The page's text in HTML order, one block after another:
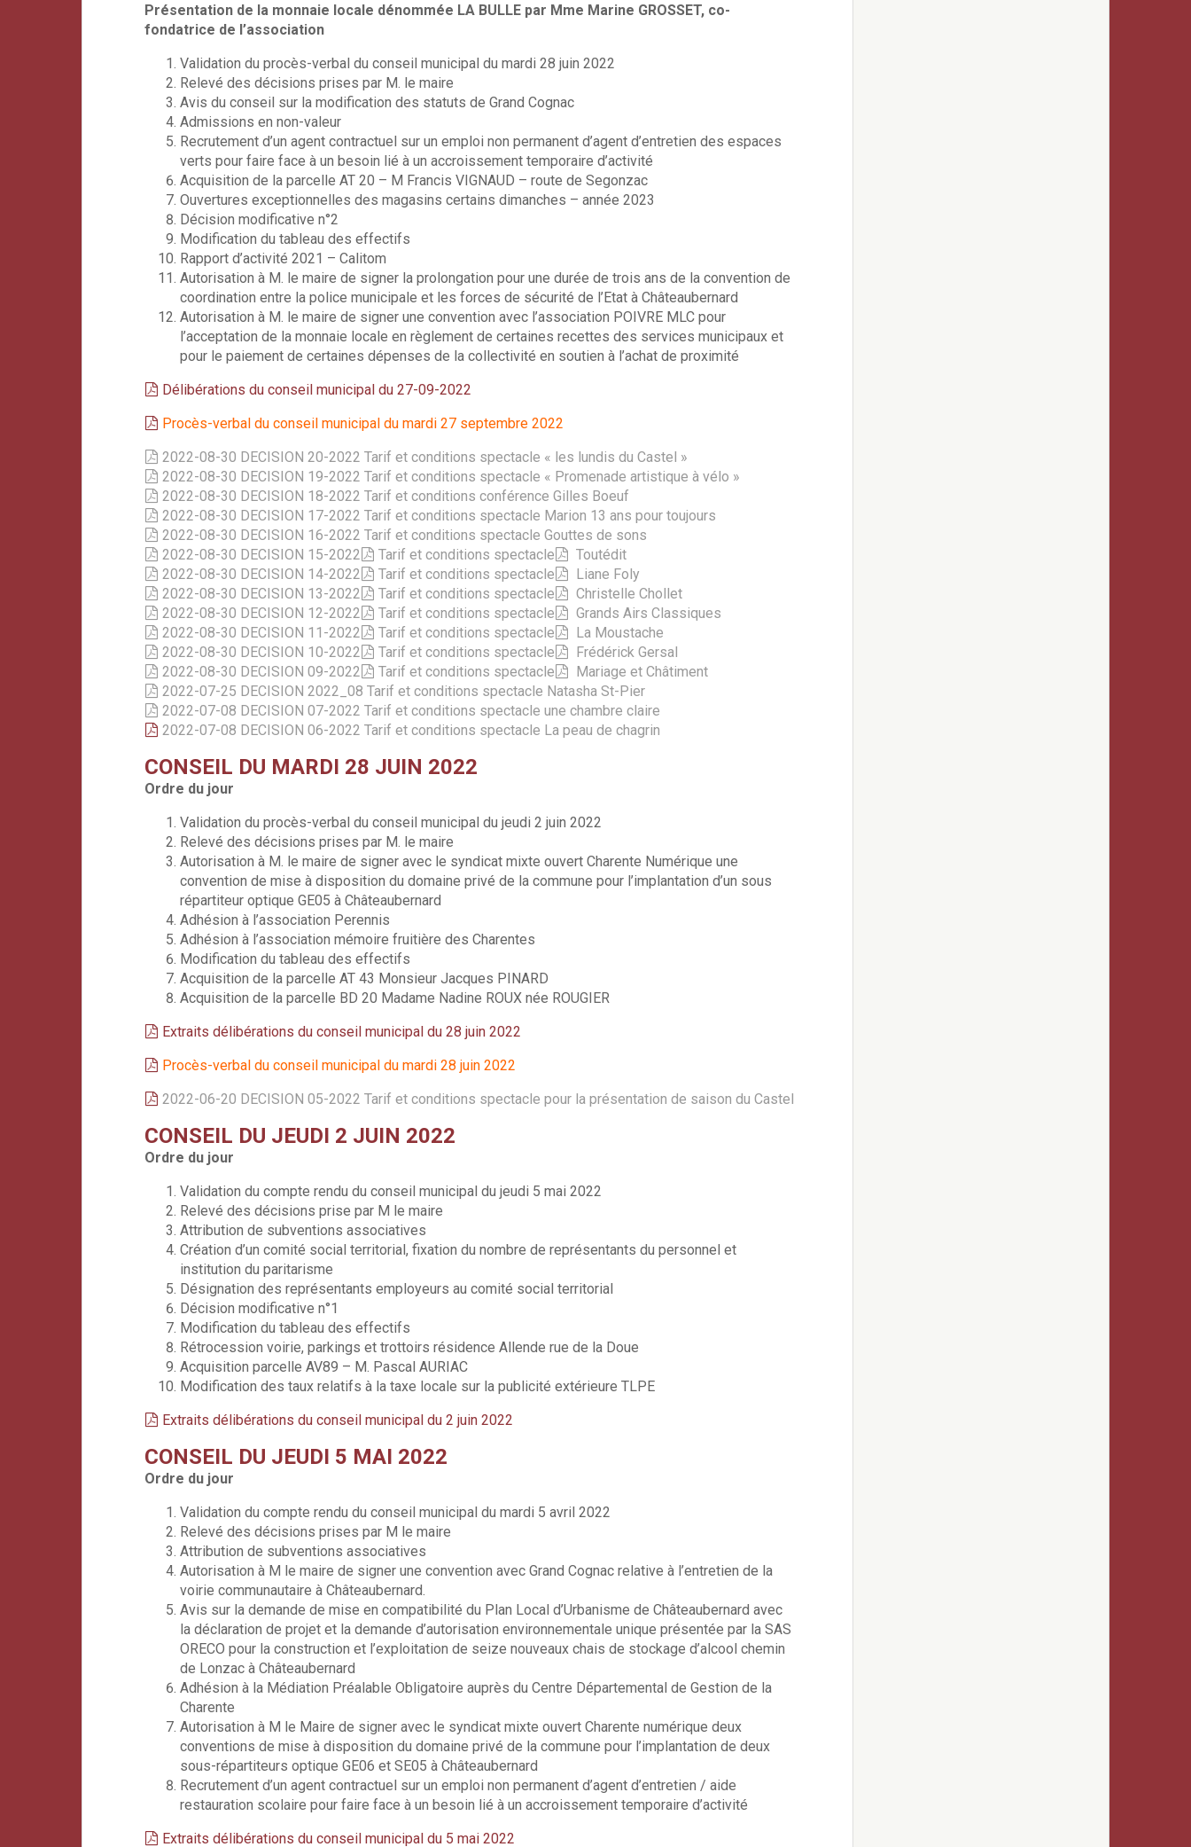
Présentation de la monnaie locale dénommée LA BULLE par Mme Marine GROSSET, co-
fondatrice de l’association
Validation du procès-verbal du conseil municipal du mardi 28 juin 2022
Relevé des décisions prises par M. le maire
Avis du conseil sur la modification des statuts de Grand Cognac
Admissions en non-valeur
Recrutement d’un agent contractuel sur un emploi non permanent d’agent d’entretien des espaces
verts pour faire face à un besoin lié à un accroissement temporaire d’activité
Acquisition de la parcelle AT 20 – M Francis VIGNAUD – route de Segonzac
Ouvertures exceptionnelles des magasins certains dimanches – année 2023
Décision modificative n°2
Modification du tableau des effectifs
Rapport d’activité 2021 – Calitom
Autorisation à M. le maire de signer la prolongation pour une durée de trois ans de la convention de
coordination entre la police municipale et les forces de sécurité de l’Etat à Châteaubernard
Autorisation à M. le maire de signer une convention avec l’association POIVRE MLC pour
l’acceptation de la monnaie locale en règlement de certaines recettes des services municipaux et
pour le paiement de certaines dépenses de la collectivité en soutien à l’achat de proximité
Délibérations du conseil municipal du 27-09-2022
Procès-verbal du conseil municipal du mardi 27 septembre 2022
2022-08-30 DECISION 20-2022 Tarif et conditions spectacle « les lundis du Castel »
2022-08-30 DECISION 19-2022 Tarif et conditions spectacle « Promenade artistique à vélo »
2022-08-30 DECISION 18-2022 Tarif et conditions conférence Gilles Boeuf
2022-08-30 DECISION 17-2022 Tarif et conditions spectacle Marion 13 ans pour toujours
2022-08-30 DECISION 16-2022 Tarif et conditions spectacle Gouttes de sons
2022-08-30 DECISION 15-2022
Tarif et conditions spectacle
Toutédit
2022-08-30 DECISION 14-2022
Tarif et conditions spectacle
Liane Foly
2022-08-30 DECISION 13-2022
Tarif et conditions spectacle
Christelle Chollet
2022-08-30 DECISION 12-2022
Tarif et conditions spectacle
Grands Airs Classiques
2022-08-30 DECISION 11-2022
Tarif et conditions spectacle
La Moustache
2022-08-30 DECISION 10-2022
Tarif et conditions spectacle
Frédérick Gersal
2022-08-30 DECISION 09-2022
Tarif et conditions spectacle
Mariage et Châtiment
2022-07-25 DECISION 2022_08 Tarif et conditions spectacle Natasha St-Pier
2022-07-08 DECISION 07-2022 Tarif et conditions spectacle une chambre claire
2022-07-08 DECISION 06-2022 Tarif et conditions spectacle La peau de chagrin
CONSEIL DU MARDI 28 JUIN 2022
Ordre du jour
Validation du procès-verbal du conseil municipal du jeudi 2 juin 2022
Relevé des décisions prises par M. le maire
Autorisation à M. le maire de signer avec le syndicat mixte ouvert Charente Numérique une
convention de mise à disposition du domaine privé de la commune pour l’implantation d’un sous
répartiteur optique GE05 à Châteaubernard
Adhésion à l’association Perennis
Adhésion à l’association mémoire fruitière des Charentes
Modification du tableau des effectifs
Acquisition de la parcelle AT 43 Monsieur Jacques PINARD
Acquisition de la parcelle BD 20 Madame Nadine ROUX née ROUGIER
Extraits délibérations du conseil municipal du 28 juin 2022
Procès-verbal du conseil municipal du mardi 28 juin 2022
2022-06-20 DECISION 05-2022 Tarif et conditions spectacle pour la présentation de saison du Castel
CONSEIL DU JEUDI 2 JUIN 2022
Ordre du jour
Validation du compte rendu du conseil municipal du jeudi 5 mai 2022
Relevé des décisions prise par M le maire
Attribution de subventions associatives
Création d’un comité social territorial, fixation du nombre de représentants du personnel et
institution du paritarisme
Désignation des représentants employeurs au comité social territorial
Décision modificative n°1
Modification du tableau des effectifs
Rétrocession voirie, parkings et trottoirs résidence Allende rue de la Doue
Acquisition parcelle AV89 – M. Pascal AURIAC
Modification des taux relatifs à la taxe locale sur la publicité extérieure TLPE
Extraits délibérations du conseil municipal du 2 juin 2022
CONSEIL DU JEUDI 5 MAI 2022
Ordre du jour
Validation du compte rendu du conseil municipal du mardi 5 avril 2022
Relevé des décisions prises par M le maire
Attribution de subventions associatives
Autorisation à M le maire de signer une convention avec Grand Cognac relative à l’entretien de la
voirie communautaire à Châteaubernard.
Avis sur la demande de mise en compatibilité du Plan Local d’Urbanisme de Châteaubernard avec
la déclaration de projet et la demande d’autorisation environnementale unique présentée par la SAS
ORECO pour la construction et l’exploitation de seize nouveaux chais de stockage d’alcool chemin
de Lonzac à Châteaubernard
Adhésion à la Médiation Préalable Obligatoire auprès du Centre Départemental de Gestion de la
Charente
Autorisation à M le Maire de signer avec le syndicat mixte ouvert Charente numérique deux
conventions de mise à disposition du domaine privé de la commune pour l’implantation de deux
sous-répartiteurs optique GE06 et SE05 à Châteaubernard
Recrutement d’un agent contractuel sur un emploi non permanent d’agent d’entretien / aide
restauration scolaire pour faire face à un besoin lié à un accroissement temporaire d’activité
Extraits délibérations du conseil municipal du 5 mai 2022